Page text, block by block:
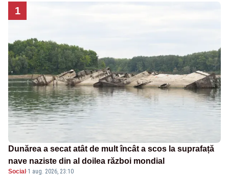
1
Dunărea a secat atât de mult încât a scos la suprafață
nave naziste din al doilea război mondial
Social ·1 aug. 2026, 23:10